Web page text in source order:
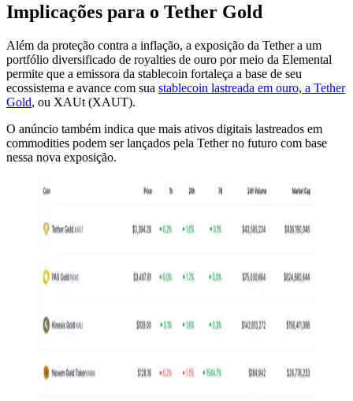
Implicações para o Tether Gold
Além da proteção contra a inflação, a exposição da Tether a um
portfólio diversificado de royalties de ouro por meio da Elemental
permite que a emissora da stablecoin fortaleça a base de seu
ecossistema e avance com sua stablecoin lastreada em ouro, a Tether
Gold, ou XAUt (XAUT).
O anúncio também indica que mais ativos digitais lastreados em
commodities podem ser lançados pela Tether no futuro com base
nessa nova exposição.